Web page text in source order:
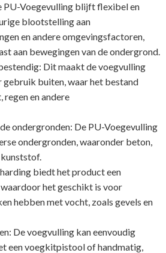
PU-Voegevulling blijft flexibel en
blootstelling aan
en andere omgevingsfactoren,
aan bewegingen van de ondergrond.
Dit maakt de voegvulling
buiten, waar het bestand
en andere
ondergronden: De PU-Voegevulling
ondergronden, waaronder beton,
kunststof.
biedt het product een
het geschikt is voor
hebben met vocht, zoals gevels en
De voegvulling kan eenvoudig
een voegkitpistool of handmatig,